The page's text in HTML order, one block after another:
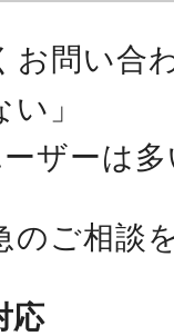
お問い合
」
ーザーは
のご相談
応